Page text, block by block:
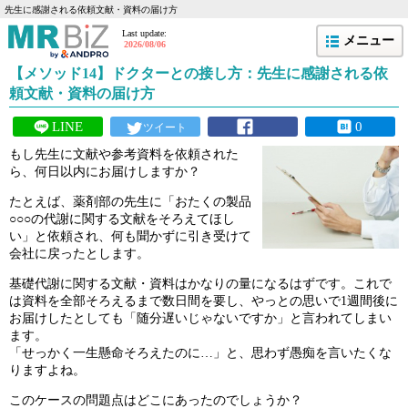
先生に感謝される依頼文献・資料の届け方
Last update:
2026/08/06
メニュー
【メソッド14】ドクターとの接し方：先生に感謝される依
頼文献・資料の届け方
LINE ツイート 0
もし先生に文献や参考資料を依頼された
ら、何日以内にお届けしますか？
たとえば、薬剤部の先生に「おたくの製品
○○○の代謝に関する文献をそろえてほし
い」と依頼され、何も聞かずに引き受けて
会社に戻ったとします。
基礎代謝に関する文献・資料はかなりの量になるはずです。これで
は資料を全部そろえるまで数日間を要し、やっとの思いで1週間後に
お届けしたとしても「随分遅いじゃないですか」と言われてしまい
ます。
「せっかく一生懸命そろえたのに…」と、思わず愚痴を言いたくな
りますよね。
このケースの問題点はどこにあったのでしょうか？